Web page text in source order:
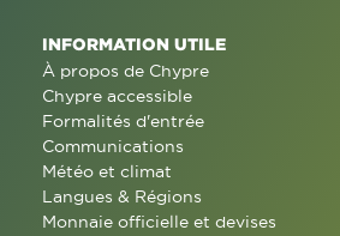
INFORMATION UTILE
À propos de Chypre
Chypre accessible
Formalités d'entrée
Communications
Météo et climat
Langues & Régions
Monnaie officielle et devises